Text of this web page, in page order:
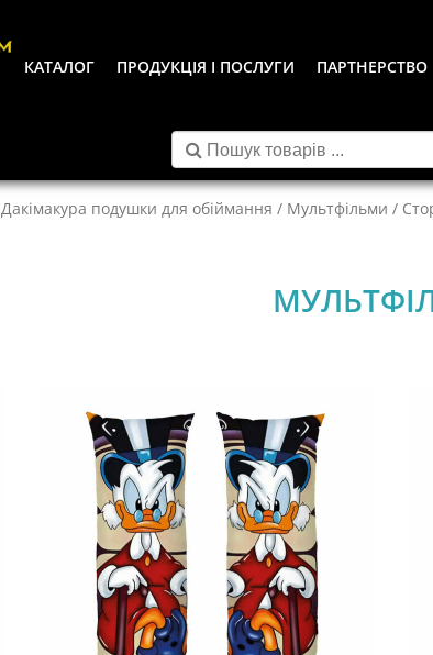
КАТАЛОГ ПРОДУКЦІЯ І ПОСЛУГИ ПАРТНЕРСТВО
Дакімакура подушки для обіймання / Мультфільми /